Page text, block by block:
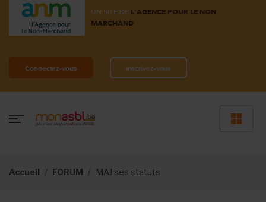
UN SITE DE L'AGENCE POUR LE NON
MARCHAND
Connectez-vous Inscrivez-vous
Accueil FORUM MAJ ses statuts